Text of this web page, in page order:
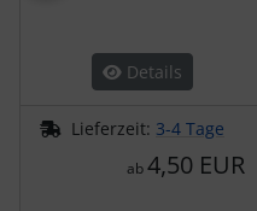
Details
Lieferzeit: 3-4 Tage
ab4,50 EUR